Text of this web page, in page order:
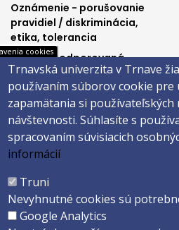
Oznámenie - porušovanie
pravidiel / diskriminácia,
etika, tolerancia
Výučba podporovaná
Ministerstvom
spravodlivosti SR
Päta
Vyhlásenie o prístupnosti
Copyright ©2026 Právnická fakulta ·
cookies
Trnavská univerzita v Trnave
používaním súborov cookie pre
zapamätania si používateľských
návštevnosti. Súhlasíte s
spracovaním súvisiacich
informácií
Truni
Nevyhnutné cookies sú
Google Analytics